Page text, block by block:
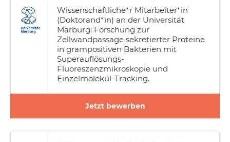
Wissenschaftliche*r Mitarbeiter*in
(Doktorand*in) an der Universität
Marburg: Forschung zur
Zellwandpassage sekretierter Proteine
in grampositiven Bakterien mit
Superauflösungs-
Fluoreszenzmikroskopie und
Einzelmolekül-Tracking.
Jetzt bewerben